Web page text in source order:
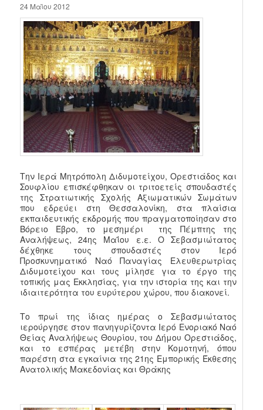
24 Μαΐου 2012
Την Ιερά Μητρόπολη Διδυμοτείχου, Ορεστιάδος και
Σουφλίου επισκέφθηκαν οι τριτοετείς σπουδαστές
της Στρατιωτικής Σχολής Αξιωματικών Σωμάτων
που εδρεύει στη Θεσσαλονίκη, στα πλαίσια
εκπαιδευτικής εκδρομής που πραγματοποίησαν στο
Βόρειο Έβρο, το μεσημέρι της Πέμπτης της
Αναλήψεως, 24ης Μαΐου ε.ε. Ο Σεβασμιώτατος
δέχθηκε τους σπουδαστές στον Ιερό
Προσκυνηματικό Ναό Παναγίας Ελευθερωτρίας
Διδυμοτείχου και τους μίλησε για το έργο της
τοπικής μας Εκκλησίας, για την ιστορία της και την
ιδιαιτερότητα του ευρύτερου χώρου, που διακονεί.
Το πρωί της ίδιας ημέρας ο Σεβασμιώτατος
ιερούργησε στον πανηγυρίζοντα Ιερό Ενοριακό Ναό
Θείας Αναλήψεως Θουρίου, του Δήμου Ορεστιάδος,
και το εσπέρας μετέβη στην Κομοτηνή, όπου
παρέστη στα εγκαίνια της 21ης Εμπορικής Έκθεσης
Ανατολικής Μακεδονίας και Θράκης